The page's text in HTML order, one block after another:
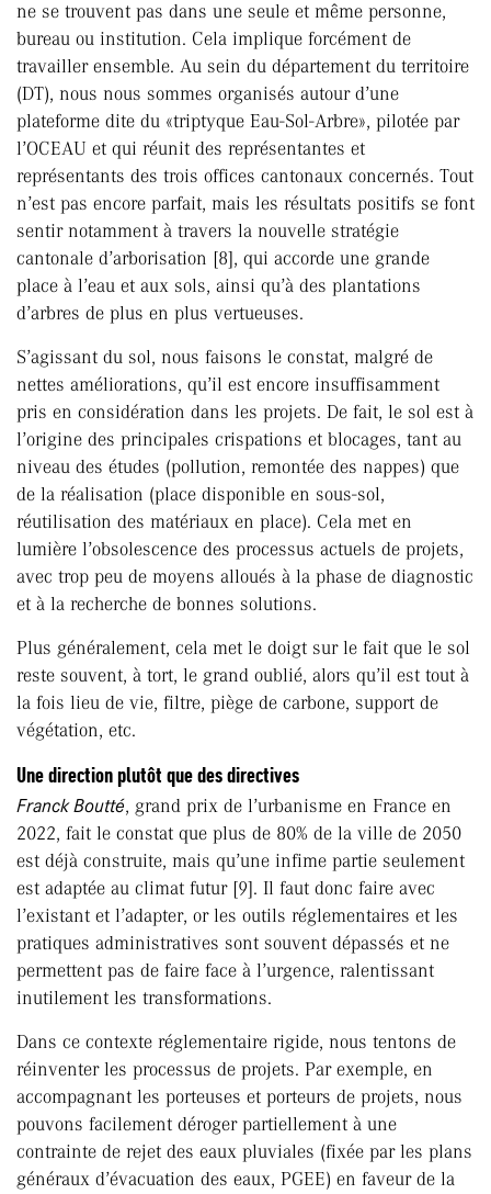
ne se trouvent pas dans une seule et même personne,
bureau ou institution. Cela implique forcément de
travailler ensemble. Au sein du département du territoire
(DT), nous nous sommes organisés autour d’une
plateforme dite du «triptyque Eau-Sol-Arbre», pilotée par
l’OCEAU et qui réunit des représentantes et
représentants des trois offices cantonaux concernés. Tout
n’est pas encore parfait, mais les résultats positifs se font
sentir notamment à travers la nouvelle stratégie
cantonale d’arborisation [8], qui accorde une grande
place à l’eau et aux sols, ainsi qu’à des plantations
d’arbres de plus en plus vertueuses.
S’agissant du sol, nous faisons le constat, malgré de
nettes améliorations, qu’il est encore insuffisamment
pris en considération dans les projets. De fait, le sol est à
l’origine des principales crispations et blocages, tant au
niveau des études (pollution, remontée des nappes) que
de la réalisation (place disponible en sous-sol,
réutilisation des matériaux en place). Cela met en
lumière l’obsolescence des processus actuels de projets,
avec trop peu de moyens alloués à la phase de diagnostic
et à la recherche de bonnes solutions.
Plus généralement, cela met le doigt sur le fait que le sol
reste souvent, à tort, le grand oublié, alors qu’il est tout à
la fois lieu de vie, filtre, piège de carbone, support de
végétation, etc.
Une direction plutôt que des directives
Franck Boutté, grand prix de l’urbanisme en France en
2022, fait le constat que plus de 80% de la ville de 2050
est déjà construite, mais qu’une infime partie seulement
est adaptée au climat futur [9]. Il faut donc faire avec
l’existant et l’adapter, or les outils réglementaires et les
pratiques administratives sont souvent dépassés et ne
permettent pas de faire face à l’urgence, ralentissant
inutilement les transformations.
Dans ce contexte réglementaire rigide, nous tentons de
réinventer les processus de projets. Par exemple, en
accompagnant les porteuses et porteurs de projets, nous
pouvons facilement déroger partiellement à une
contrainte de rejet des eaux pluviales (fixée par les plans
généraux d’évacuation des eaux, PGEE) en faveur de la